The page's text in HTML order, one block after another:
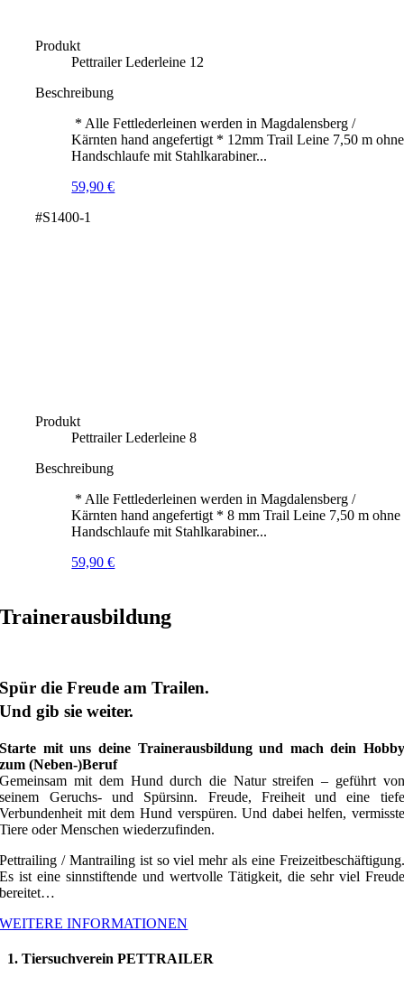
Produkt
Pettrailer Lederleine 12
Beschreibung
* Alle Fettlederleinen werden in Magdalensberg /
Kärnten hand angefertigt * 12mm Trail Leine 7,50 m ohne
Handschlaufe mit Stahlkarabiner...
59,90€
#S1400-1
Produkt
Pettrailer Lederleine 8
Beschreibung
* Alle Fettlederleinen werden in Magdalensberg /
Kärnten hand angefertigt * 8 mm Trail Leine 7,50 m ohne
Handschlaufe mit Stahlkarabiner...
59,90€
Trainerausbildung
Spür die Freude am Trailen.
Und gib sie weiter.
Starte mit uns deine Trainerausbildung und mach dein Hobby
zum (Neben-)Beruf
Gemeinsam mit dem Hund durch die Natur streifen – geführt von
seinem Geruchs- und Spürsinn. Freude, Freiheit und eine tiefe
Verbundenheit mit dem Hund verspüren. Und dabei helfen, vermisste
Tiere oder Menschen wiederzufinden.
Pettrailing / Mantrailing ist so viel mehr als eine Freizeitbeschäftigung.
Es ist eine sinnstiftende und wertvolle Tätigkeit, die sehr viel Freude
bereitet…
WEITERE INFORMATIONEN
1. Tiersuchverein PETTRAILER